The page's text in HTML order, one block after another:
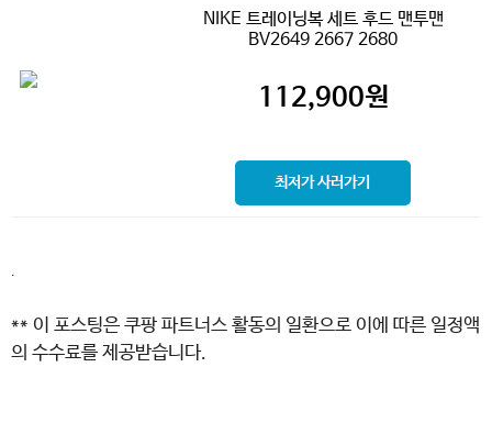
NIKE 트레이닝복 세트 후드 맨투맨
BV2649 2667 2680
112,900원
최저가 사러가기
.
** 이 포스팅은 쿠팡 파트너스 활동의 일환으로 이에 따른 일정액
의 수수료를 제공받습니다.